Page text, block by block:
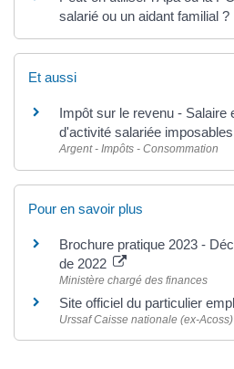
salarié ou un aidant familial ?
Et aussi
Impôt sur le revenu - Salaire
d'activité salariée imposables
Argent - Impôts - Consommation
Pour en savoir plus
Brochure pratique 2023 -
de 2022
Ministère chargé des finances
Site officiel du particulier
Urssaf Caisse nationale (ex-Acoss)